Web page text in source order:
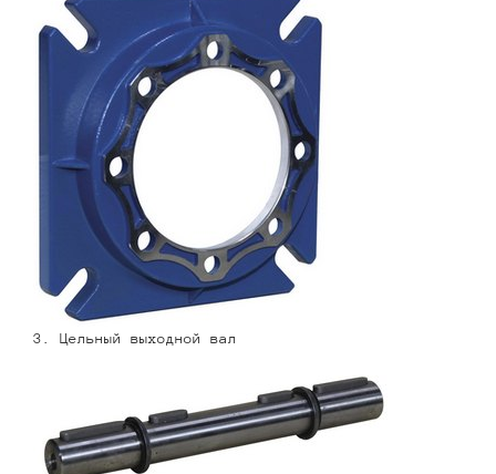
3. Цельный выходной вал